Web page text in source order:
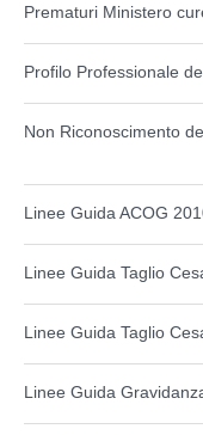
Prematuri Ministero
Profilo Professionale
Non Riconoscimento
Linee Guida ACOG
Linee Guida Taglio
Linee Guida Taglio
Linee Guida